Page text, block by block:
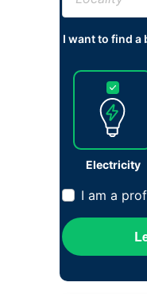
I want to find a
Electricity
I am a